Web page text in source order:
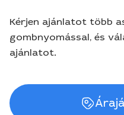
Kérjen ajánlatot több
gombnyomással, és
ajánlatot.